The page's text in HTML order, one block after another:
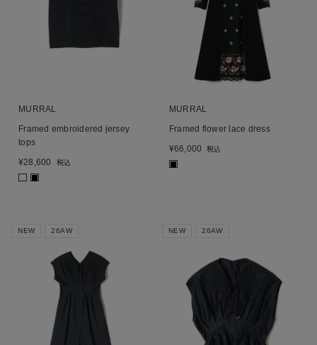
MURRAL
Framed embroidered jersey
tops
¥28,600 税込
■
MURRAL
Framed flower lace dress
¥66,000 税込
■
NEW 26AW NEW 26AW